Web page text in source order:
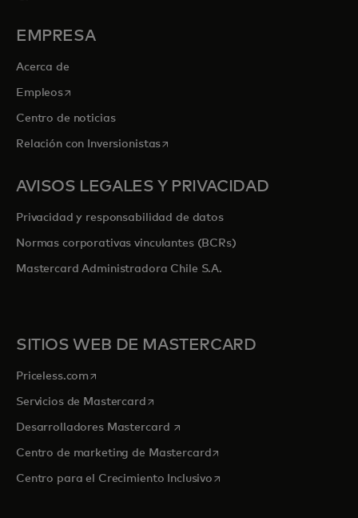
EMPRESA
Acerca de
Empleosse abre en una pestaña nueva
Centro de noticias
Relación con Inversionistasse abre en una pestaña nueva
AVISOS LEGALES Y PRIVACIDAD
Privacidad y responsabilidad de datos
Normas corporativas vinculantes (BCRs)
Mastercard Administradora Chile S.A.
SITIOS WEB DE MASTERCARD
Priceless.com se abre en una pestaña nueva
Servicios de Mastercardse abre en una pestaña nueva
Desarrolladores Mastercard se abre en una pestaña nueva
Centro de marketing de Mastercardse abre en una pestaña
Centro para el Crecimiento Inclusivose abre en una pestaña